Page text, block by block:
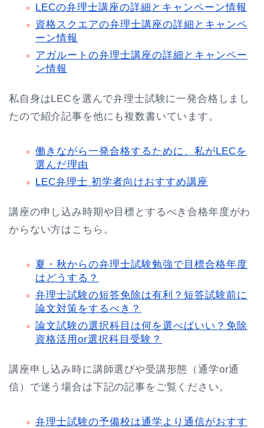
LECの弁理士講座の詳細とキャンペーン情報
資格スクエアの弁理士講座の詳細とキャンペ
ーン情報
アガルートの弁理士講座の詳細とキャンペー
ン情報
私自身はLECを選んで弁理士試験に一発合格しまし
たので紹介記事を他にも複数書いています。
働きながら一発合格するために、私がLECを
選んだ理由
LEC弁理士 初学者向けおすすめ講座
講座の申し込み時期や目標とするべき合格年度がわ
からない方はこちら。
夏・秋からの弁理士試験勉強で目標合格年度
はどうする？
弁理士試験の短答免除は有利？短答試験前に
論文対策をするべき？
論文試験の選択科目は何を選べばいい？免除
資格活用or選択科目受験？
講座申し込み時に講師選びや受講形態（通学or通
信）で迷う場合は下記の記事をご覧ください。
弁理士試験の予備校は通学より通信がおすす